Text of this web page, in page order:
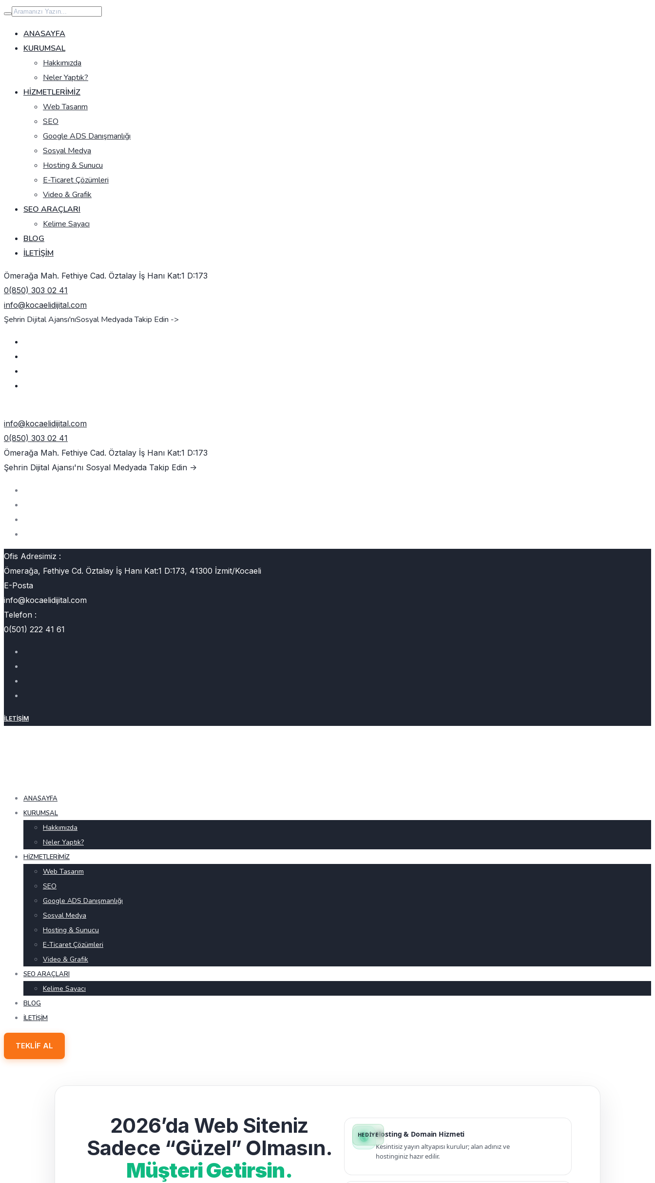
İçeriğe
geç
ANASAYFA
KURUMSAL
Hakkımızda
Neler Yaptık?
HIZMETLERIMIZ
Web Tasarım
SEO
Google ADS Danışmanlığı
Sosyal Medya
Hosting & Sunucu
E-Ticaret Çözümleri
Video & Grafik
SEO ARAÇLARI
Kelime Sayacı
BLOG
İLETIŞIM
Ömerağa Mah. Fethiye Cad. Öztalay İş Hanı Kat:1 D:173
0(850) 303 02 41
info@kocaelidijital.com
Şehrin Dijital Ajansı'nıSosyal Medyada Takip Edin ->
info@kocaelidijital.com
0(850) 303 02 41
Ömerağa Mah. Fethiye Cad. Öztalay İş Hanı Kat:1 D:173
Şehrin Dijital Ajansı'nı Sosyal Medyada Takip Edin ->
Ofis Adresimiz :
Ömerağa, Fethiye Cd. Öztalay İş Hanı Kat:1 D:173, 41300 İzmit/Kocaeli
E-Posta
info@kocaelidijital.com
Telefon :
0(501) 222 41 61
İLETIŞIM
ANASAYFA
KURUMSAL
Hakkımızda
Neler Yaptık?
HIZMETLERIMIZ
Web Tasarım
SEO
Google ADS Danışmanlığı
Sosyal Medya
Hosting & Sunucu
E-Ticaret Çözümleri
Video & Grafik
SEO ARAÇLARI
Kelime Sayacı
BLOG
İLETIŞIM
TEKLIF AL
2026’da Web Siteniz
Sadece “Güzel” Olmasın.
Müşteri Getirsin.
public Hosting & Domain Hizmeti
Kesintisiz yayın altyapısı kurulur; alan adınız ve
hostinginiz hazır edilir.